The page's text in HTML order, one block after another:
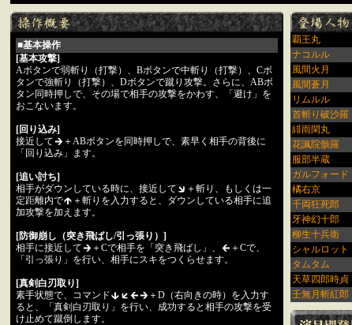
■基本操作
[基本攻撃]
Aボタンで弱斬り（打撃）、Bボタンで中斬り（打撃）、Cボ
タンで強斬り（打撃）、Dボタンで蹴り攻撃。さらに、ABボ
タン同時押しで、その場で相手の攻撃をかわす、「避け」を
おこないます。
[回り込み]
接近して
＋ABボタンを同時押しで、素早く相手の背後に
「回り込み」ます。
[追い討ち]
相手がダウンしている時に、接近して
＋斬り、もしくは一
定距離内で
＋斬りを入力すると、ダウンしている相手に追
加攻撃を加えます。
[防御崩し（突き飛ばし/引っ張り）]
相手に接近して
＋Cで相手を「突き飛ばし」、
＋Cで、
「引っ張り」を行い、相手にスキをつくらせます。
[真剣白刃取り]
素手状態で、コマンド
＋D（右向きの時）を入力す
ると、「真剣白刃取り」を行い、成功すると相手の攻撃を受
け止めて蹴倒します。
覇王丸
ナコルル
風間火月
風間蒼月
リムルル
首斬り破沙羅
緋雨閑丸
花諷院骸羅
服部半蔵
ガルフォード
橘右京
千両狂死郎
牙神幻十郎
柳生十兵衛
シャルロット
タムタム
天草四郎時貞
壬無月斬紅郎